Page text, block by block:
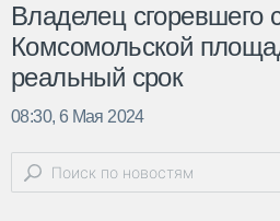
Владелец сгоревшего
Комсомольской
реальный срок
08:30, 6 Мая 2024